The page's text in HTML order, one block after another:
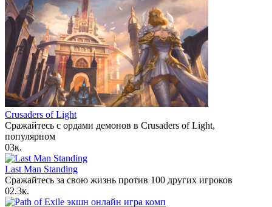
Crusaders of Light
Сражайтесь с ордами демонов в Crusaders of Light,
популярном
03к.
Last Man Standing
Сражайтесь за свою жизнь против 100 других игроков
02.3к.